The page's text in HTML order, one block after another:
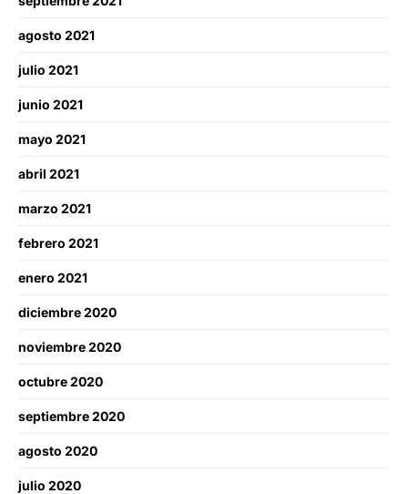
agosto 2021
julio 2021
junio 2021
mayo 2021
abril 2021
marzo 2021
febrero 2021
enero 2021
diciembre 2020
noviembre 2020
octubre 2020
septiembre 2020
agosto 2020
julio 2020